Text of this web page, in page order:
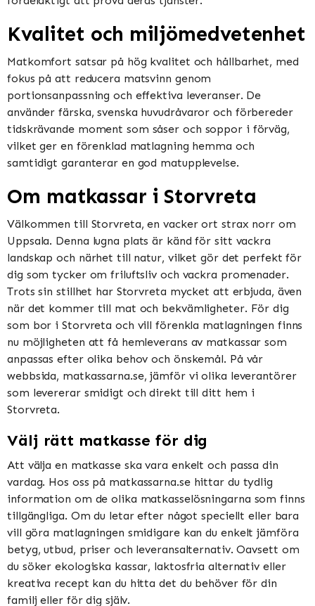
Kvalitet och miljömedvetenhet
Matkomfort satsar på hög kvalitet och hållbarhet, med
fokus på att reducera matsvinn genom
portionsanpassning och effektiva leveranser. De
använder färska, svenska huvudråvaror och förbereder
tidskrävande moment som såser och soppor i förväg,
vilket ger en förenklad matlagning hemma och
samtidigt garanterar en god matupplevelse​​​​.
Om matkassar i Storvreta
Välkommen till Storvreta, en vacker ort strax norr om
Uppsala. Denna lugna plats är känd för sitt vackra
landskap och närhet till natur, vilket gör det perfekt för
dig som tycker om friluftsliv och vackra promenader.
Trots sin stillhet har Storvreta mycket att erbjuda, även
när det kommer till mat och bekvämligheter. För dig
som bor i Storvreta och vill förenkla matlagningen finns
nu möjligheten att få hemleverans av matkassar som
anpassas efter olika behov och önskemål. På vår
webbsida, matkassarna.se, jämför vi olika leverantörer
som levererar smidigt och direkt till ditt hem i
Storvreta.
Välj rätt matkasse för dig
Att välja en matkasse ska vara enkelt och passa din
vardag. Hos oss på matkassarna.se hittar du tydlig
information om de olika matkasselösningarna som finns
tillgängliga. Om du letar efter något speciellt eller bara
vill göra matlagningen smidigare kan du enkelt jämföra
betyg, utbud, priser och leveransalternativ. Oavsett om
du söker ekologiska kassar, laktosfria alternativ eller
kreativa recept kan du hitta det du behöver för din
familj eller för dig själv.